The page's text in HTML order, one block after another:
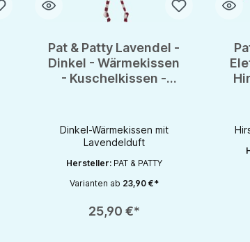
Pat & Patty Lavendel -
Dinkel - Wärmekissen
- Kuschelkissen -
Dinkel-Wärmekissen mit
Lavendelduft
Hersteller: PAT & PATTY
Varianten ab 23,90 €*
25,90 €*